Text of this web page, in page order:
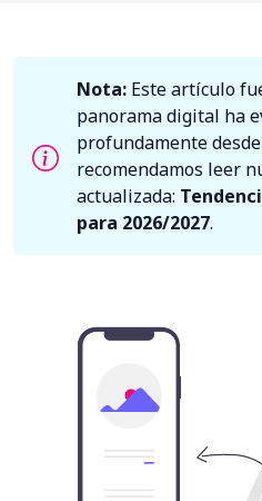
Nota: Este artículo
panorama digital ha
profundamente
recomendamos leer
actualizada:
para 2026/2027.